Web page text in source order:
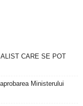
CARE SE POT
Ministerului